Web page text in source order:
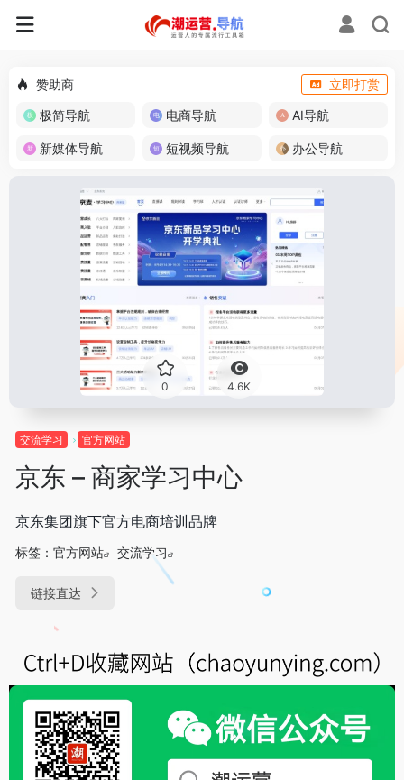
赞助商
立即打赏
极简导航
电商导航 AI导航
新媒体导航 短视频导航 办公导航
0 4.6K
交流学习 官方网站
京东 – 商家学习中心
京东集团旗下官方电商培训品牌
标签： 官方网站 交流学习
链接直达